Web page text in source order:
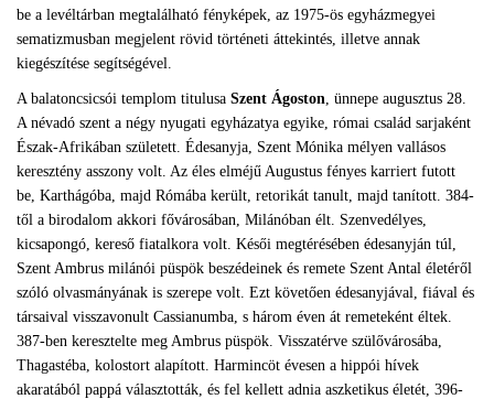
be a levéltárban megtalálható fényképek, az 1975-ös egyházmegyei
sematizmusban megjelent rövid történeti áttekintés, illetve annak
kiegészítése segítségével.
A balatoncsicsói templom titulusa Szent Ágoston, ünnepe augusztus 28.
A névadó szent a négy nyugati egyházatya egyike, római család sarjaként
Észak-Afrikában született. Édesanyja, Szent Mónika mélyen vallásos
keresztény asszony volt. Az éles elméjű Augustus fényes karriert futott
be, Karthágóba, majd Rómába került, retorikát tanult, majd tanított. 384-
től a birodalom akkori fővárosában, Milánóban élt. Szenvedélyes,
kicsapongó, kereső fiatalkora volt. Késői megtérésében édesanyján túl,
Szent Ambrus milánói püspök beszédeinek és remete Szent Antal életéről
szóló olvasmányának is szerepe volt. Ezt követően édesanyjával, fiával és
társaival visszavonult Cassianumba, s három éven át remeteként éltek.
387-ben keresztelte meg Ambrus püspök. Visszatérve szülővárosába,
Thagastéba, kolostort alapított. Harmincöt évesen a hippói hívek
akaratából pappá választották, és fel kellett adnia aszketikus életét, 396-